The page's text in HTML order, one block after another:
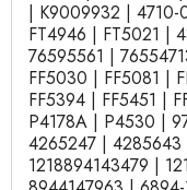
| K9009932 |
FT4946 | FT5021 |
76595561 |
FF5030 | FF5081 |
FF5394 | FF5451 |
P4178A | P4530 |
4265247 |
1218894143479 |